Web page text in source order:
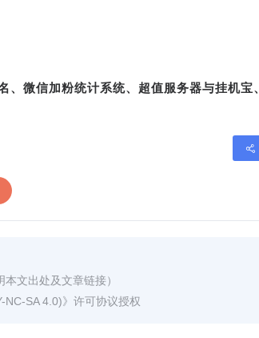
、微信加粉统计系统、超值服务器与挂机宝
本文出处及文章链接）
NC-SA 4.0)》许可协议授权